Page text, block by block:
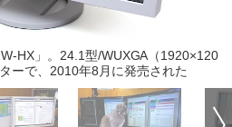
HX」。24.1型/WUXGA（1920×120
ーで、2010年8月に発売された